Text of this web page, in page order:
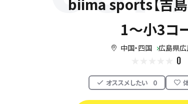
biima sports【吉
1〜小3コ
中国・四国 広島県
0
オススメしたい 0